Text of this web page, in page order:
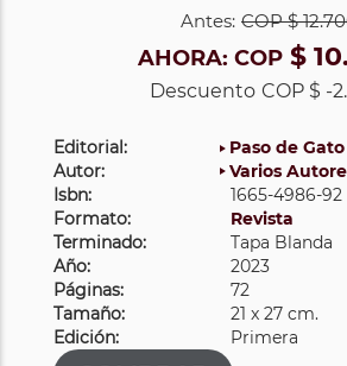
Antes: COP$
AHORA: COP $
Descuento COP $ -
Editorial:
Paso de Gato
Autor:
Varios
Isbn:
1665-4986-92
Formato:
Revista
Terminado:
Tapa Blanda
Año:
2023
Páginas:
72
Tamaño:
21 x 27 cm.
Edición:
Primera